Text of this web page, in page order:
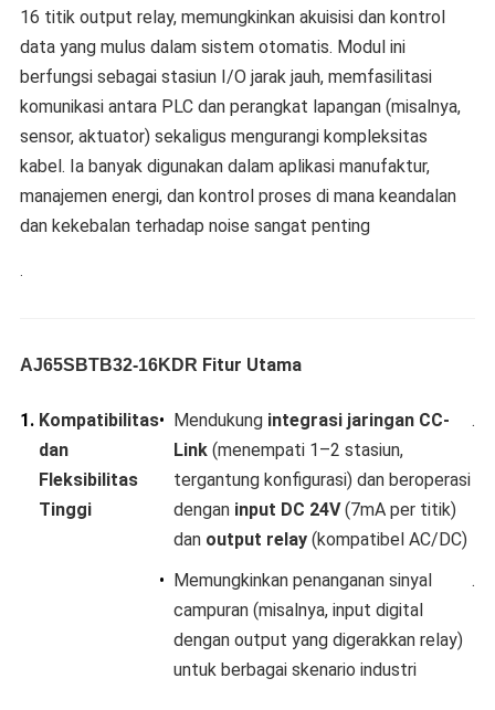
16 titik output relay, memungkinkan akuisisi dan kontrol
data yang mulus dalam sistem otomatis. Modul ini
berfungsi sebagai stasiun I/O jarak jauh, memfasilitasi
komunikasi antara PLC dan perangkat lapangan (misalnya,
sensor, aktuator) sekaligus mengurangi kompleksitas
kabel. Ia banyak digunakan dalam aplikasi manufaktur,
manajemen energi, dan kontrol proses di mana keandalan
dan kekebalan terhadap noise sangat penting
.
AJ65SBTB32-16KDR Fitur Utama​
1. ​Kompatibilitas
dan
Fleksibilitas
Tinggi​
• Mendukung ​ ​integrasi jaringan CC-
Link​​ (menempati 1–2 stasiun,
tergantung konfigurasi) dan beroperasi
dengan ​ ​input DC 24V​​ (7mA per titik)
dan ​ ​output relay​​ (kompatibel AC/DC)
.
•
Memungkinkan penanganan sinyal
campuran (misalnya, input digital
dengan output yang digerakkan relay)
untuk berbagai skenario industri
.